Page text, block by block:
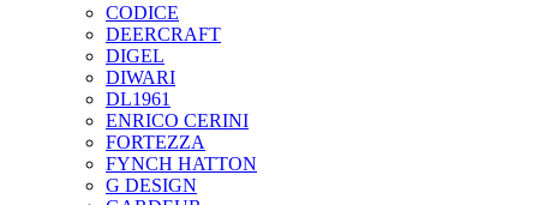
CODICE
DEERCRAFT
DIGEL
DIWARI
DL1961
ENRICO CERINI
FORTEZZA
FYNCH HATTON
G DESIGN